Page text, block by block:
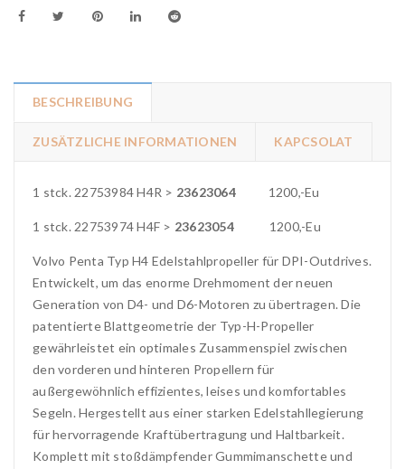
BESCHREIBUNG
ZUSÄTZLICHE INFORMATIONEN KAPCSOLAT
1 stck. 22753984 H4R > 236230641200,-Eu
1 stck. 22753974 H4F > 236230541200,-Eu
Volvo Penta Typ H4 Edelstahlpropeller für DPI-Outdrives.
Entwickelt, um das enorme Drehmoment der neuen
Generation von D4- und D6-Motoren zu übertragen. Die
patentierte Blattgeometrie der Typ-H-Propeller
gewährleistet ein optimales Zusammenspiel zwischen
den vorderen und hinteren Propellern für
außergewöhnlich effizientes, leises und komfortables
Segeln. Hergestellt aus einer starken Edelstahllegierung
für hervorragende Kraftübertragung und Haltbarkeit.
Komplett mit stoßdämpfender Gummimanschette und